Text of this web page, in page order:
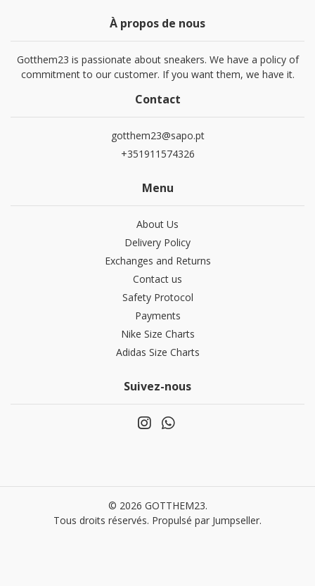
À propos de nous
Gotthem23 is passionate about sneakers. We have a policy of
commitment to our customer. If you want them, we have it.
Contact
gotthem23@sapo.pt
+351911574326
Menu
About Us
Delivery Policy
Exchanges and Returns
Contact us
Safety Protocol
Payments
Nike Size Charts
Adidas Size Charts
Suivez-nous
© 2026 GOTTHEM23.
Tous droits réservés. Propulsé par Jumpseller.